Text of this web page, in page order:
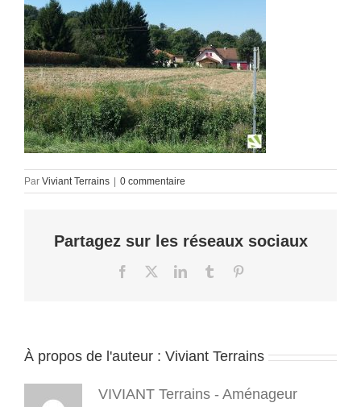
Par Viviant Terrains 0 commentaire
Partagez sur les réseaux sociaux
Facebook LinkedInTumblr
À propos de l'auteur : Viviant Terrains
VIVIANT Terrains - Aménageur